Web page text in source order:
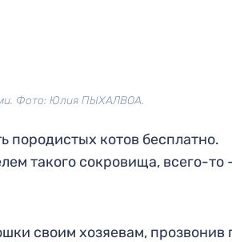
Фото: Юлия ПЫХАЛВОА.
породистых котов бесплатно.
такого сокровища, всего-то
своим хозяевам, прозвонив